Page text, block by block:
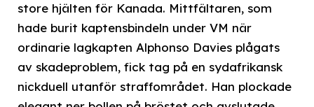
store hjälten för Kanada. Mittfältaren, som
hade burit kaptensbindeln under VM när
ordinarie lagkapten Alphonso Davies plågats
av skadeproblem, fick tag på en sydafrikansk
nickduell utanför straffområdet. Han plockade